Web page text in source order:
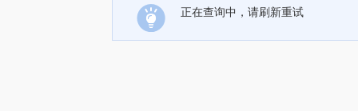
正在查询中，请刷新重试